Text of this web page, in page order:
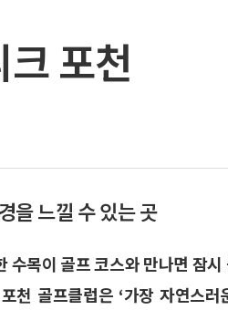
포천
을 느낄 수 있는 곳
목이 골프 코스와 만나면 잠
천 골프클럽은 ‘가장 자연스